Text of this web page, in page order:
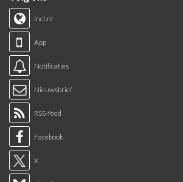
inct.nl
App
Notificaties
Nieuwsbrief
RSS-feed
Facebook
X